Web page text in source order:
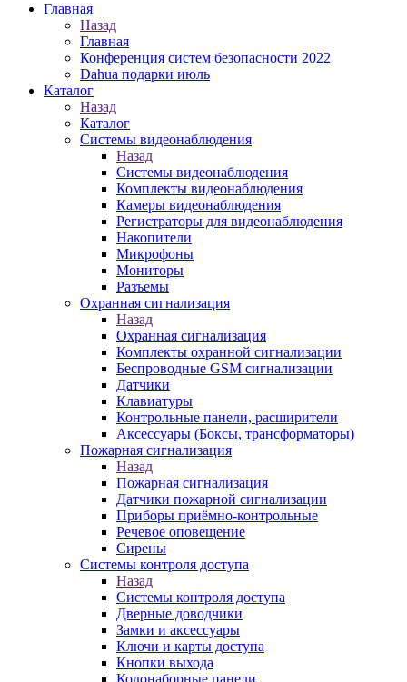
Главная
Назад
Главная
Конференция систем безопасности 2022
Dahua подарки июль
Каталог
Назад
Каталог
Системы видеонаблюдения
Назад
Системы видеонаблюдения
Комплекты видеонаблюдения
Камеры видеонаблюдения
Регистраторы для видеонаблюдения
Накопители
Микрофоны
Мониторы
Разъемы
Охранная сигнализация
Назад
Охранная сигнализация
Комплекты охранной сигнализации
Беспроводные GSM сигнализации
Датчики
Клавиатуры
Контрольные панели, расширители
Аксессуары (Боксы, трансформаторы)
Пожарная сигнализация
Назад
Пожарная сигнализация
Датчики пожарной сигнализации
Приборы приёмно-контрольные
Речевое оповещение
Сирены
Системы контроля доступа
Назад
Системы контроля доступа
Дверные доводчики
Замки и аксессуары
Ключи и карты доступа
Кнопки выхода
Кодонаборные панели